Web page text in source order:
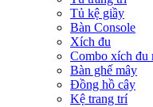
Tủ kệ giầy
Bàn Console
Xích đu
Combo xích đu
Bàn ghế mây
Đồng hồ cây
Kệ trang trí